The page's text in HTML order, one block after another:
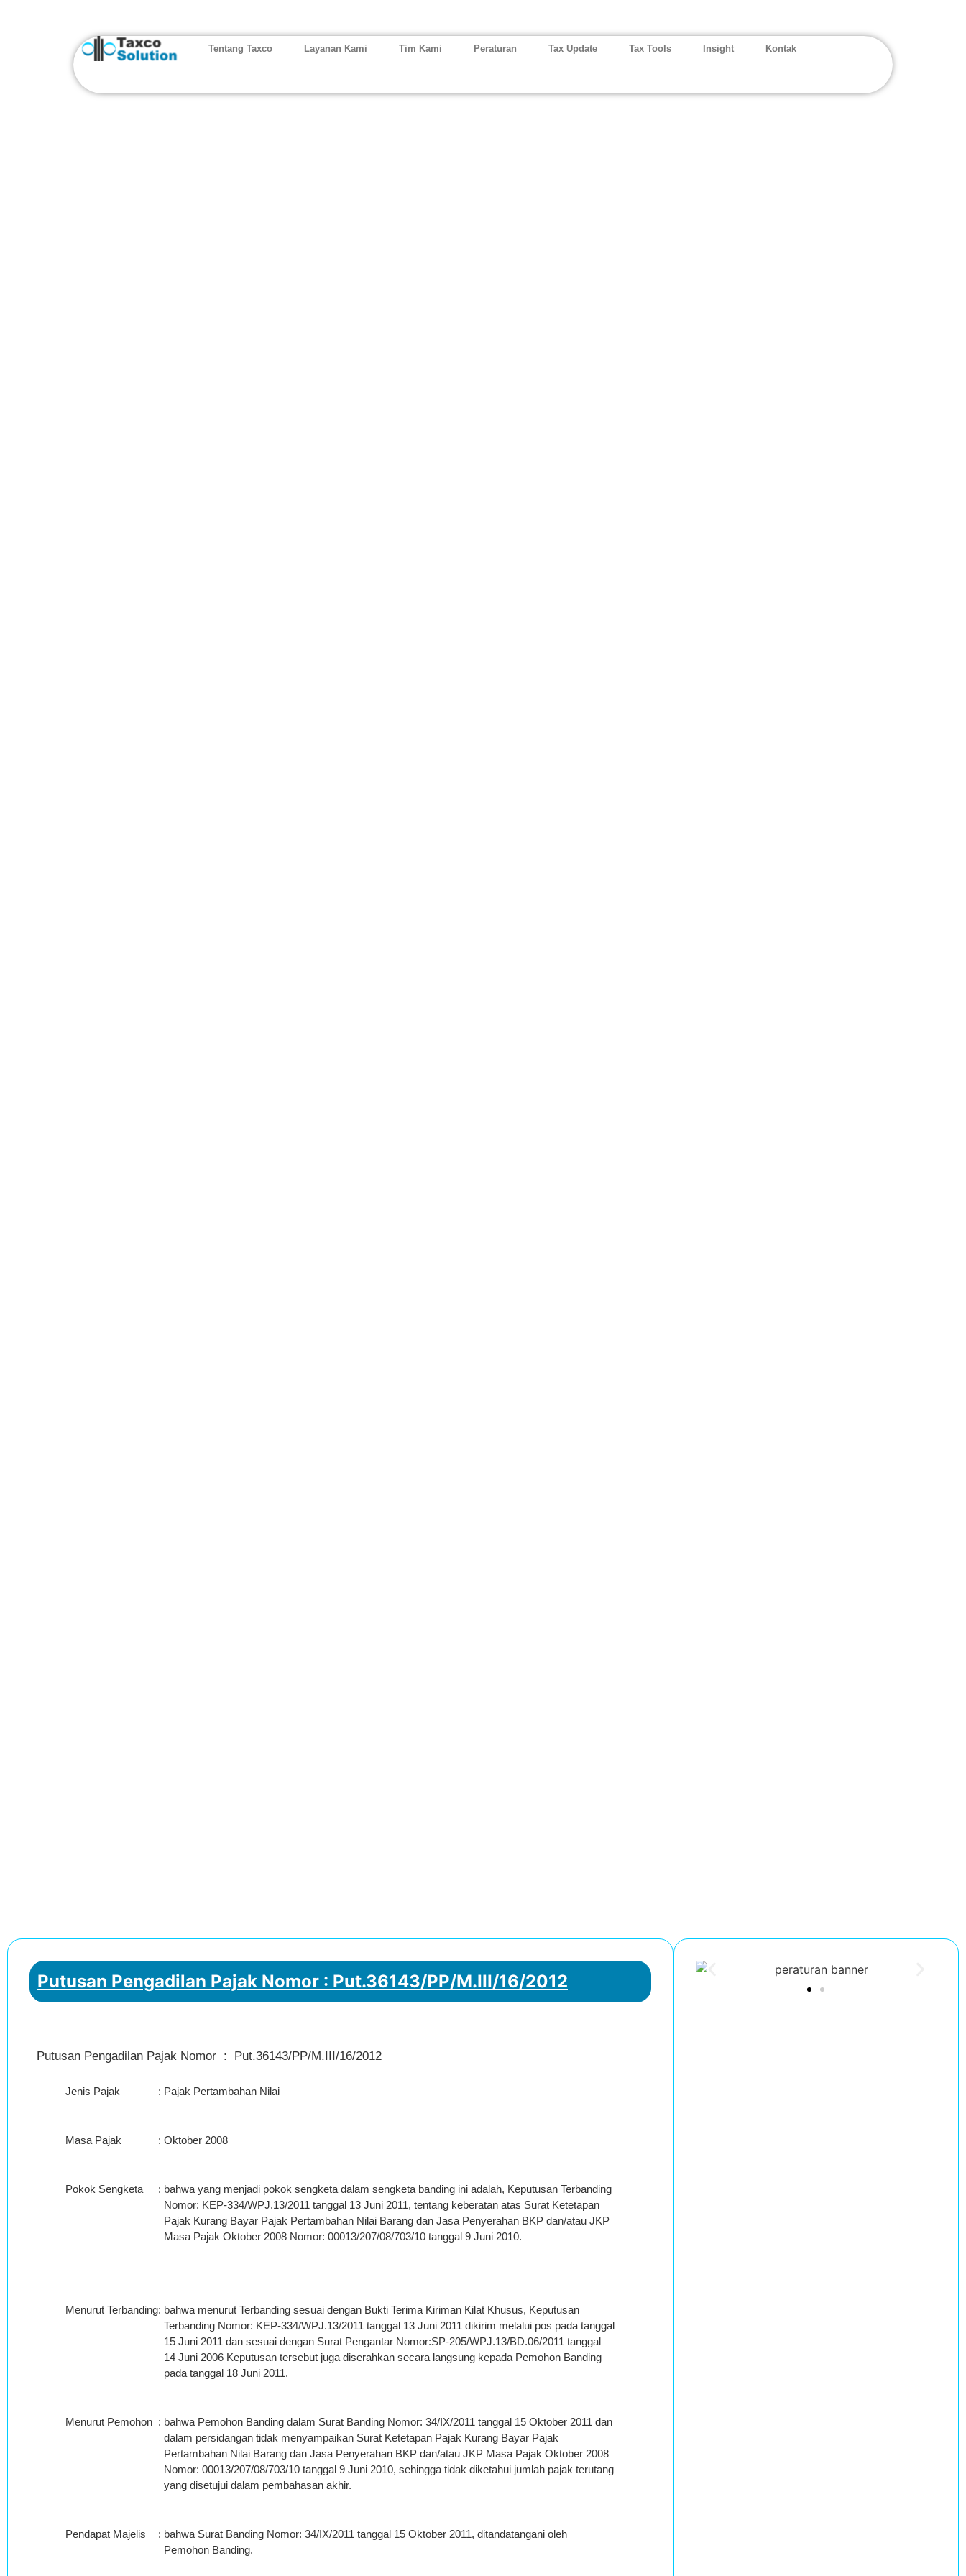
Tentang Taxco Layanan Kami Tim Kami Peraturan Tax Update Tax Tools Insight Kontak
Putusan Pengadilan Pajak Nomor : Put.36143/PP/M.III/16/2012
Putusan Pengadilan Pajak Nomor : Put.36143/PP/M.III/16/2012
Jenis Pajak : Pajak Pertambahan Nilai
Masa Pajak : Oktober 2008
Pokok Sengketa : bahwa yang menjadi pokok sengketa dalam sengketa banding ini adalah, Keputusan Terbanding
Nomor: KEP-334/WPJ.13/2011 tanggal 13 Juni 2011, tentang keberatan atas Surat Ketetapan
Pajak Kurang Bayar Pajak Pertambahan Nilai Barang dan Jasa Penyerahan BKP dan/atau JKP
Masa Pajak Oktober 2008 Nomor: 00013/207/08/703/10 tanggal 9 Juni 2010.
Menurut Terbanding: bahwa menurut Terbanding sesuai dengan Bukti Terima Kiriman Kilat Khusus, Keputusan
Terbanding Nomor: KEP-334/WPJ.13/2011 tanggal 13 Juni 2011 dikirim melalui pos pada tanggal
15 Juni 2011 dan sesuai dengan Surat Pengantar Nomor:SP-205/WPJ.13/BD.06/2011 tanggal
14 Juni 2006 Keputusan tersebut juga diserahkan secara langsung kepada Pemohon Banding
pada tanggal 18 Juni 2011.
Menurut Pemohon : bahwa Pemohon Banding dalam Surat Banding Nomor: 34/IX/2011 tanggal 15 Oktober 2011 dan
dalam persidangan tidak menyampaikan Surat Ketetapan Pajak Kurang Bayar Pajak
Pertambahan Nilai Barang dan Jasa Penyerahan BKP dan/atau JKP Masa Pajak Oktober 2008
Nomor: 00013/207/08/703/10 tanggal 9 Juni 2010, sehingga tidak diketahui jumlah pajak terutang
yang disetujui dalam pembahasan akhir.
Pendapat Majelis : bahwa Surat Banding Nomor: 34/IX/2011 tanggal 15 Oktober 2011, ditandatangani oleh
Pemohon Banding.